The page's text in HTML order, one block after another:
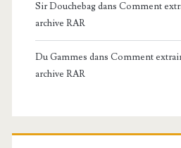
Sir Douchebagdans Comment
archive RAR
Du Gammes dans Comment
archive RAR